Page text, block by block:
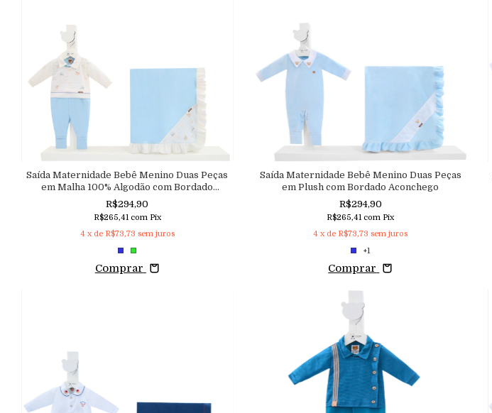
Saída Maternidade Bebê Menino Duas Peças
em Malha 100% Algodão com Bordado
Aconchego
R$294,90
R$265,41 com Pix
4 x de R$73,73 sem juros
Comprar
Saída Maternidade Bebê Menino Duas Peças
em Plush com Bordado Aconchego
R$294,90
R$265,41com Pix
4 x de R$73,73 sem juros
+1
Comprar